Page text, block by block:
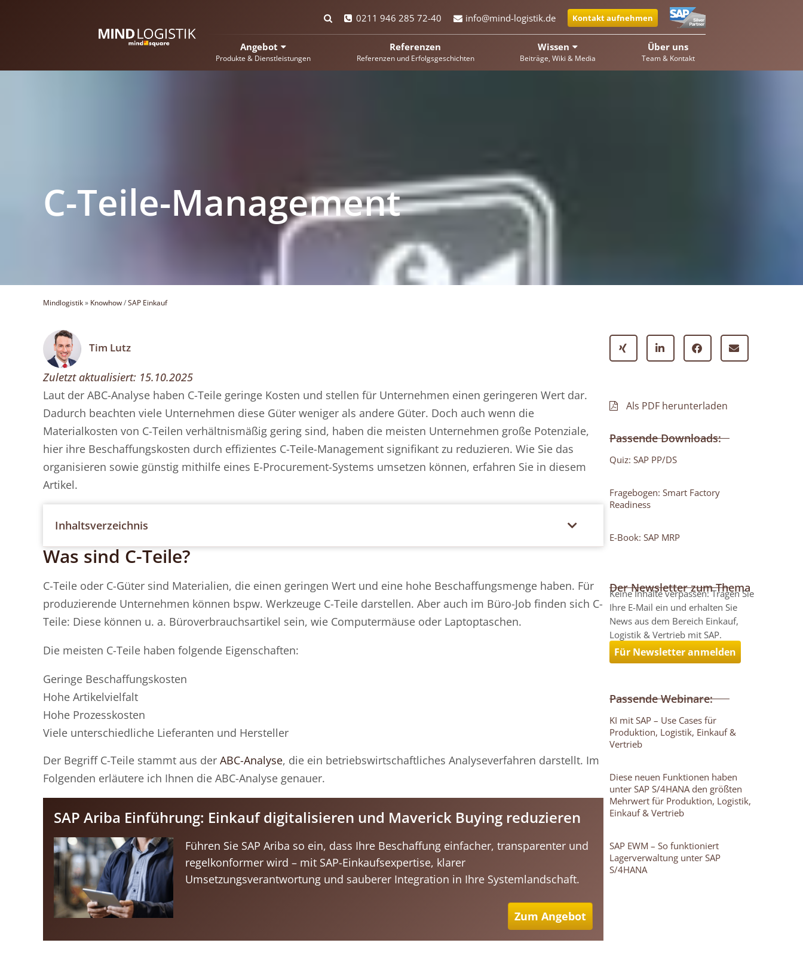
0211 946 285 72-40 info@mind-logistik.de Kontakt aufnehmen
Angebot
Produkte & Dienstleistungen
Referenzen
Referenzen und Erfolgsgeschichten
Wissen
Beiträge, Wiki & Media
Über uns
Team & Kontakt
C-Teile-Management
Mindlogistik» Knowhow/SAP Einkauf
Tim Lutz
Zuletzt aktualisiert: 15.10.2025
Laut der ABC-Analyse haben C-Teile geringe Kosten und stellen für Unternehmen einen geringeren Wert dar.
Dadurch beachten viele Unternehmen diese Güter weniger als andere Güter. Doch auch wenn die
Materialkosten von C-Teilen verhältnismäßig gering sind, haben die meisten Unternehmen große Potenziale,
hier ihre Beschaffungskosten durch effizientes C-Teile-Management signifikant zu reduzieren. Wie Sie das
organisieren sowie günstig mithilfe eines E-Procurement-Systems umsetzen können, erfahren Sie in diesem
Artikel.
Inhaltsverzeichnis
Was sind C-Teile?
C-Teile oder C-Güter sind Materialien, die einen geringen Wert und eine hohe Beschaffungsmenge haben. Für
produzierende Unternehmen können bspw. Werkzeuge C-Teile darstellen. Aber auch im Büro-Job finden sich C-
Teile: Diese können u. a. Büroverbrauchsartikel sein, wie Computermäuse oder Laptoptaschen.
Die meisten C-Teile haben folgende Eigenschaften:
Geringe Beschaffungskosten
Hohe Artikelvielfalt
Hohe Prozesskosten
Viele unterschiedliche Lieferanten und Hersteller
Der Begriff C-Teile stammt aus der ABC-Analyse, die ein betriebswirtschaftliches Analyseverfahren darstellt. Im
Folgenden erläutere ich Ihnen die ABC-Analyse genauer.
SAP Ariba Einführung: Einkauf digitalisieren und Maverick Buying reduzieren
Führen Sie SAP Ariba so ein, dass Ihre Beschaffung einfacher, transparenter und
regelkonformer wird – mit SAP-Einkaufsexpertise, klarer
Umsetzungsverantwortung und sauberer Integration in Ihre Systemlandschaft.
Zum Angebot
Als PDF herunterladen
Passende Downloads:
Quiz: SAP PP/DS
Fragebogen: Smart Factory
Readiness
E-Book: SAP MRP
Der Newsletter zum Thema
Keine Inhalte verpassen: Tragen Sie
Ihre E-Mail ein und erhalten Sie
News aus dem Bereich Einkauf,
Logistik & Vertrieb mit SAP.
Für Newsletter anmelden
Passende Webinare:
KI mit SAP – Use Cases für
Produktion, Logistik, Einkauf &
Vertrieb
Diese neuen Funktionen haben
unter SAP S/4HANA den größten
Mehrwert für Produktion, Logistik,
Einkauf & Vertrieb
SAP EWM – So funktioniert
Lagerverwaltung unter SAP
S/4HANA